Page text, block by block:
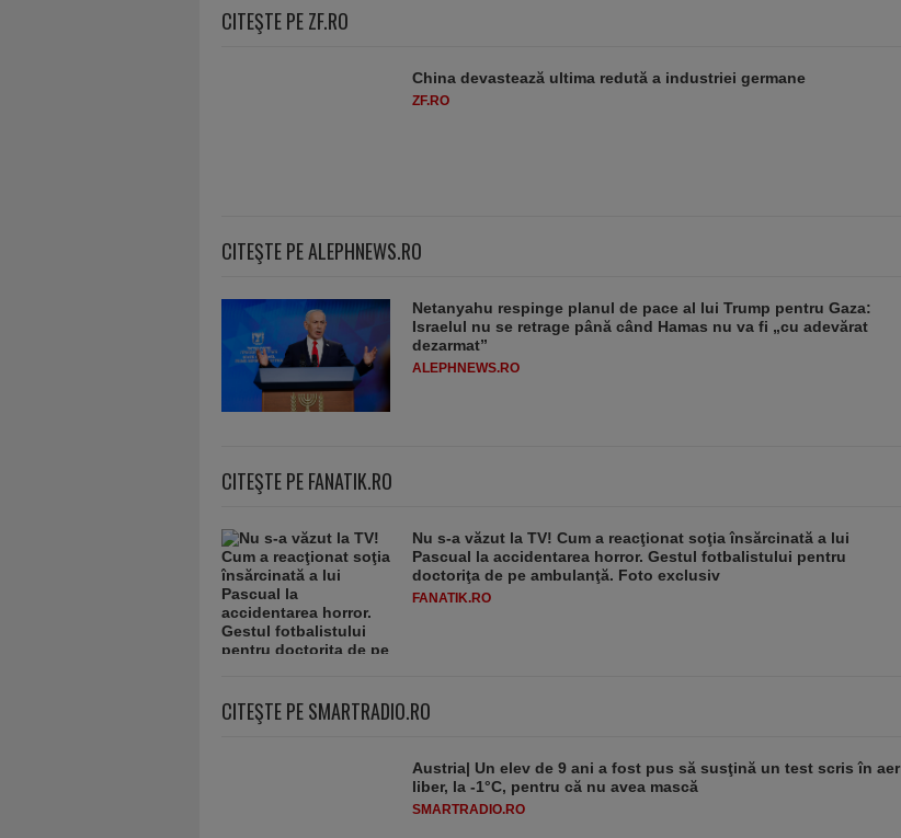
CITEŞTE PE ZF.RO
China devastează ultima redută a industriei germane
ZF.RO
CITEŞTE PE ALEPHNEWS.RO
Netanyahu respinge planul de pace al lui Trump pentru Gaza:
Israelul nu se retrage până când Hamas nu va fi „cu adevărat
dezarmat”
ALEPHNEWS.RO
CITEŞTE PE FANATIK.RO
Nu s-a văzut la TV! Cum a reacţionat soţia însărcinată a lui
Pascual la accidentarea horror. Gestul fotbalistului pentru
doctoriţa de pe ambulanţă. Foto exclusiv
FANATIK.RO
CITEŞTE PE SMARTRADIO.RO
Austria| Un elev de 9 ani a fost pus să susţină un test scris în aer
liber, la -1°C, pentru că nu avea mască
SMARTRADIO.RO